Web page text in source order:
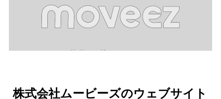
株式会社ムービーズのウェブサイト